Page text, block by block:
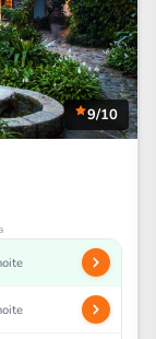
9/10